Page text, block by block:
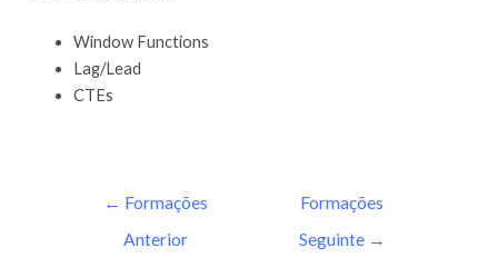
Window Functions
Lag/Lead
CTEs
← Formações
Anterior
Formações
Seguinte →